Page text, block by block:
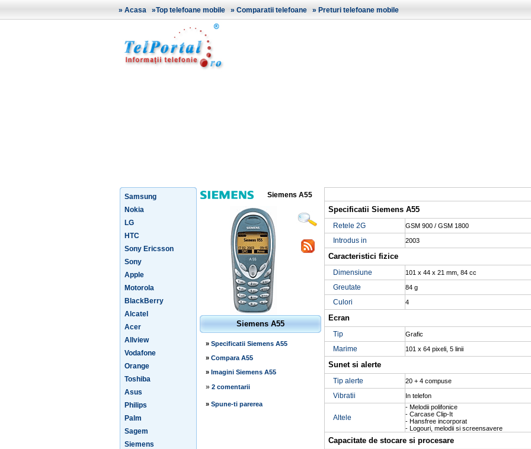
» Acasa »Top telefoane mobile » Comparatii telefoane » Preturi telefoane mobile
Samsung
Nokia
LG
HTC
Sony Ericsson
Sony
Apple
Motorola
BlackBerry
Alcatel
Acer
Allview
Vodafone
Orange
Toshiba
Asus
Philips
Palm
Sagem
Siemens
Siemens A55
Siemens A55
» Specificatii Siemens A55
» Compara A55
» Imagini Siemens A55
» 2 comentarii
» Spune-ti parerea
Specificatii Siemens A55
Retele 2G GSM 900 / GSM 1800
Introdus in 2003
Caracteristici fizice
Dimensiune 101 x 44 x 21 mm, 84 cc
Greutate 84 g
Culori 4
Ecran
Tip Grafic
Marime 101 x 64 pixeli, 5 linii
Sunet si alerte
Tip alerte 20 + 4 compuse
Vibratii In telefon
Altele
- Melodii polifonice
- Carcase Clip-It
- Hansfree incorporat
- Logouri, melodii si screensavere
Capacitate de stocare si procesare